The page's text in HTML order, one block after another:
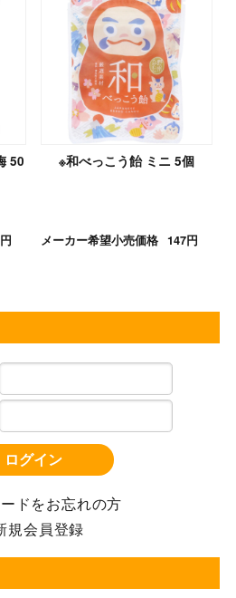
50
※和べっこう飴 ミニ 5個
メーカー希望小売価格 147円
ログイン
ドをお忘れの方
規会員登録